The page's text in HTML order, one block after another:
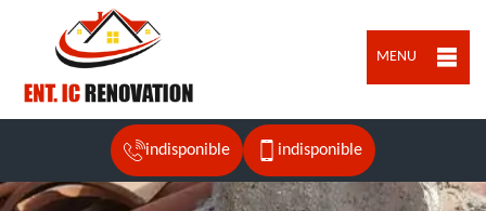
MENU
indisponible indisponible